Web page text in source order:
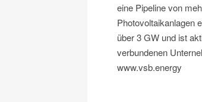
eine Pipeline von
Photovoltaikanlagen
über 3 GW und ist
verbundenen
www.vsb.energy